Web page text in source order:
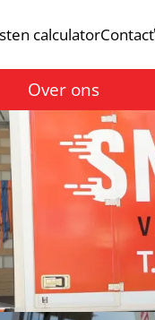
calculatorContact
Over ons